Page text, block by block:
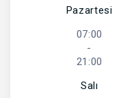
Pazartesi
07:00
-
21:00
Salı